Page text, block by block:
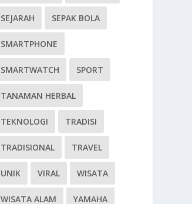
SEJARAH SEPAK BOLA
SMARTPHONE
SMARTWATCH SPORT
TANAMAN HERBAL
TEKNOLOGI TRADISI
TRADISIONAL TRAVEL
UNIK VIRAL WISATA
WISATA ALAM YAMAHA